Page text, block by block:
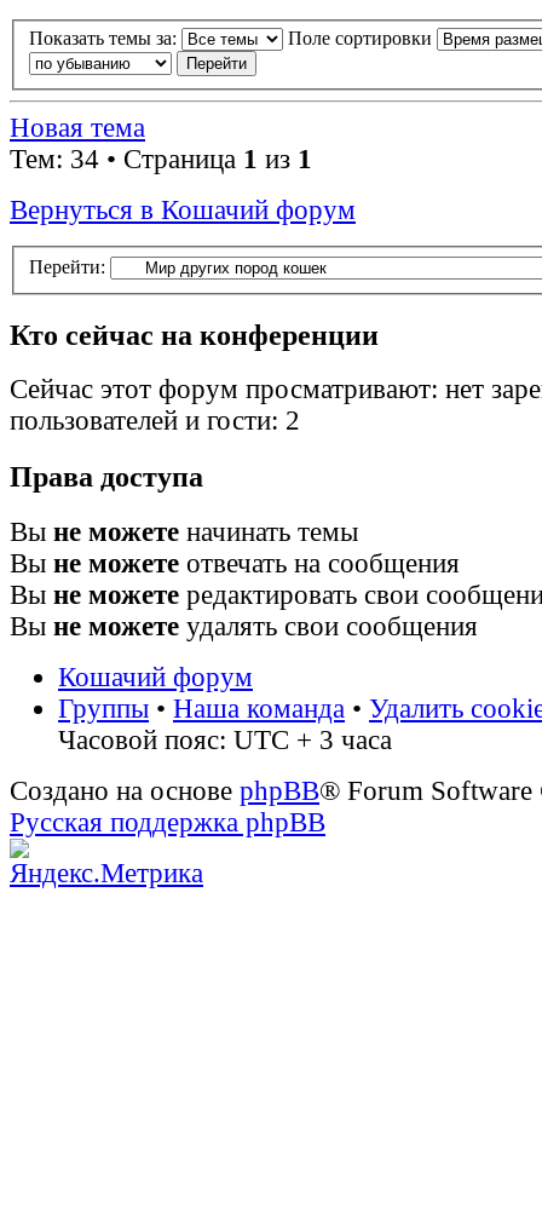
Показать темы за: Поле сортировки
Новая тема
Тем: 34 • Страница 1 из 1
Вернуться в Кошачий форум
Перейти:
Кто сейчас на конференции
Сейчас этот форум просматривают: нет
пользователей и гости: 2
Права доступа
Вы не можете начинать темы
Вы не можете отвечать на сообщения
Вы не можете редактировать свои
Вы не можете удалять свои сообщения
Кошачий форум
Группы • Наша команда • Удалить
Часовой пояс: UTC + 3 часа
Создано на основе phpBB® Forum
Русская поддержка phpBB